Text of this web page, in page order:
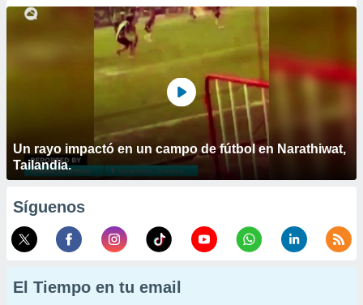
Un rayo impactó en un campo de fútbol en Narathiwat,
Tailandia.
Síguenos
El Tiempo en tu email